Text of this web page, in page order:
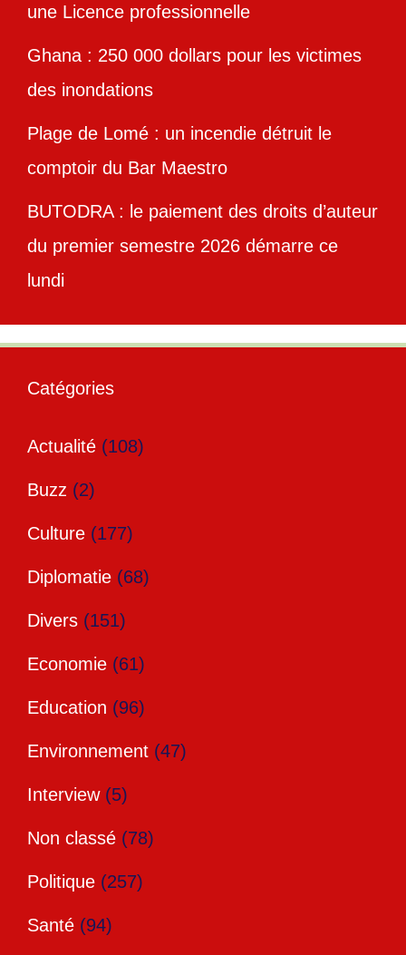
une Licence professionnelle
Ghana : 250 000 dollars pour les victimes
des inondations
Plage de Lomé : un incendie détruit le
comptoir du Bar Maestro
BUTODRA : le paiement des droits d’auteur
du premier semestre 2026 démarre ce
lundi
Catégories
Actualité (108)
Buzz (2)
Culture (177)
Diplomatie (68)
Divers (151)
Economie (61)
Education (96)
Environnement (47)
Interview(5)
Non classé (78)
Politique (257)
Santé (94)